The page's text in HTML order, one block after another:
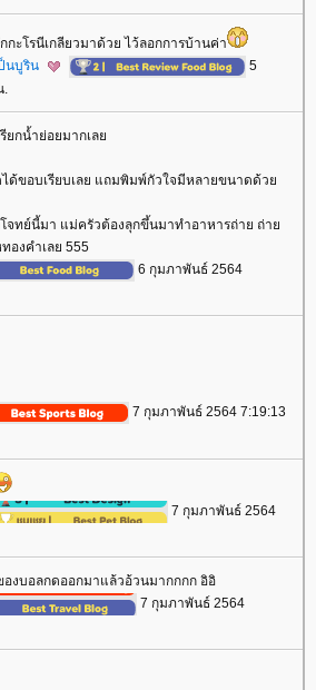
ะโรนีเกลียวมาด้วย ไว้ลอกการบ้านค่า
นบูริน
5
.
ยกน้ำย่อยมากเล
ด้ขอบเรียบเลย แถมพิมพ์กัวใจมีหลายขนาดด้ว
โจทย์นี้มา แม่ครัวต้องลุกขึ้นมาทำอาหารถ่าย ถ่า
องคำเลย 555
6 กุมภาพันธ์ 2564
7 กุมภาพันธ์ 2564 7:19:13
7 กุมภาพันธ์ 2564
งบอลกดออกมาแล้วอ้วนมากกกก อิอิ
7 กุมภาพันธ์ 2564